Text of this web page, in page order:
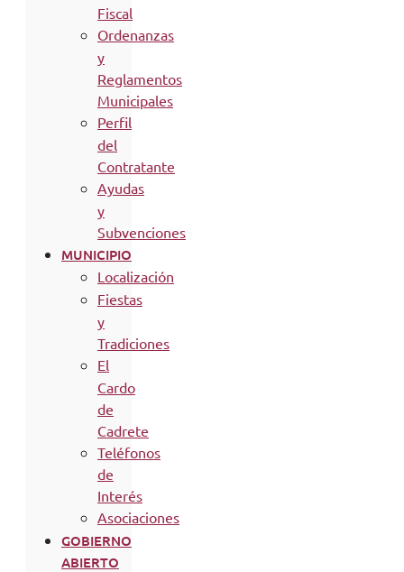
Fiscal
Ordenanzas
y
Reglamentos
Municipales
Perfil
del
Contratante
Ayudas
y
Subvenciones
MUNICIPIO
Localización
Fiestas
y
Tradiciones
El
Cardo
de
Cadrete
Teléfonos
de
Interés
Asociaciones
GOBIERNO
ABIERTO